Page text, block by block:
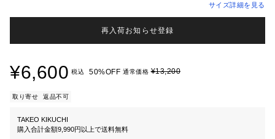
サイズ詳細を見る
再入荷お知らせ登録
¥6,600 税込 50%OFF 通常価格¥13,200
取り寄せ 返品不可
TAKEO KIKUCHI
購入合計金額9,990円以上で送料無料